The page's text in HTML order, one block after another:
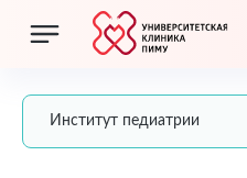
Институт педиатрии